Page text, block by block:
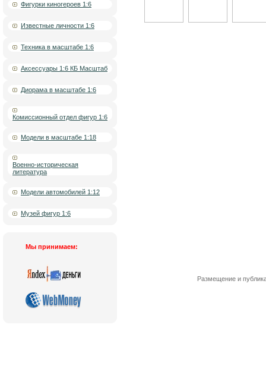
Фигурки киногероев 1:6
Известные личности 1:6
Техника в масштабе 1:6
Аксессуары 1:6 КБ Масштаб
Диорама в масштабе 1:6
Комиссионный отдел фигур 1:6
Модели в масштабе 1:18
Военно-историческая
литература
Модели автомобилей 1:12
Музей фигур 1:6
Мы принимаем:
Размещение и